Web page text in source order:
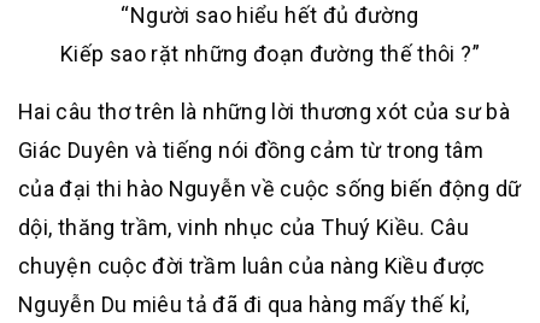
“Người sao hiểu hết đủ đường
Kiếp sao rặt những đoạn đường thế thôi ?”
Hai câu thơ trên là những lời thương xót của sư bà
Giác Duyên và tiếng nói đồng cảm từ trong tâm
của đại thi hào Nguyễn về cuộc sống biến động dữ
dội, thăng trầm, vinh nhục của Thuý Kiều. Câu
chuyện cuộc đời trầm luân của nàng Kiều được
Nguyễn Du miêu tả đã đi qua hàng mấy thế kỉ,